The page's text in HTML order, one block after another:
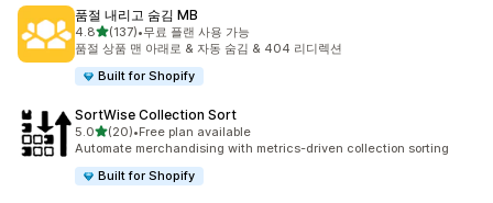
품절 내리고 숨김 MB
4.8별 5개 중
(137)
총 리뷰 137개
•무료 플랜 사용 가능
품절 상품 맨 아래로 & 자동 숨김 & 404 리디렉션
Built for Shopify
SortWise Collection Sort
5.0별 5개 중
(20)
총 리뷰 20개
•Free plan available
Automate merchandising with metrics-driven collection sorting
Built for Shopify